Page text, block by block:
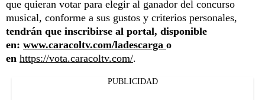
que quieran votar para elegir al ganador del concurso
musical, conforme a sus gustos y criterios personales,
tendrán que inscribirse al portal, disponible
en: www.caracoltv.com/ladescarga o
en https://vota.caracoltv.com/.
PUBLICIDAD